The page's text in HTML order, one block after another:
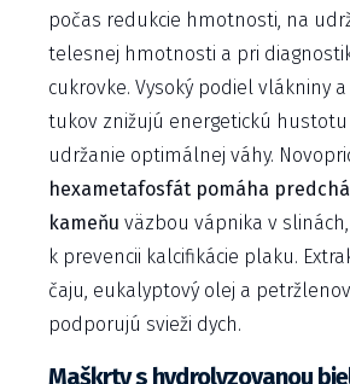
počas redukcie hmotnosti, na
telesnej hmotnosti a pri
cukrovke. Vysoký podiel vlákniny
tukov znižujú energetickú
udržanie optimálnej váhy.
hexametafosfát pomáha
kameňu väzbou vápnika v
k prevencii kalcifikácie plaku.
čaju, eukalyptový olej a
podporujú svieži dych.
Maškrty s hydrolyzovanou